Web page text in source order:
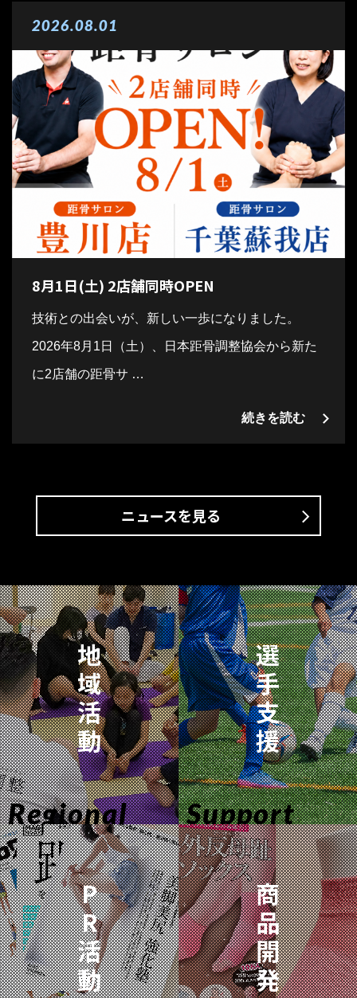
2026.08.01
8月1日(土) 2店舗同時OPEN
技術との出会いが、新しい一歩になりました。
2026年8月1日（土）、日本距骨調整協会から新た
に2店舗の距骨サ …
続きを読む
ニュースを見る
地
域
活
動
Regional
選
手
支
援
Support
P
R
活
動
商
品
開
発